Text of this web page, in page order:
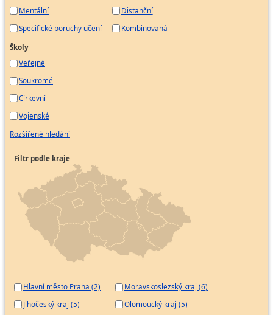
Mentální
Specifické poruchy učení
Distanční
Kombinovaná
Školy
Veřejné
Soukromé
Církevní
Vojenské
Rozšířené hledání
Filtr podle kraje
Hlavní město Praha (2)
Jihočeský kraj (5)
Moravskoslezský kraj (6)
Olomoucký kraj (5)